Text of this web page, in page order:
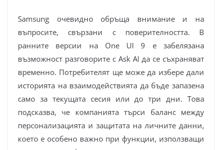
Samsung очевидно обръща внимание и на
въпросите, свързани с поверителността. В
ранните версии на One UI 9 е забелязана
възможност разговорите с Ask AI да се съхраняват
временно. Потребителят ще може да избере дали
историята на взаимодействията да бъде запазена
само за текущата сесия или до три дни. Това
подсказва, че компанията търси баланс между
персонализацията и защитата на личните данни,
което е особено важно при функции, използващи